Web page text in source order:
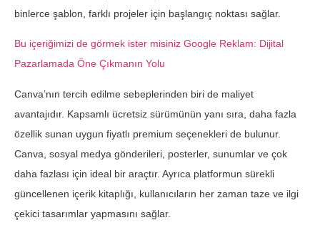
binlerce şablon, farklı projeler için başlangıç noktası sağlar.
Bu içeriğimizi de görmek ister misiniz Google Reklam: Dijital
Pazarlamada Öne Çıkmanın Yolu
Canva’nın tercih edilme sebeplerinden biri de maliyet
avantajıdır. Kapsamlı ücretsiz sürümünün yanı sıra, daha fazla
özellik sunan uygun fiyatlı premium seçenekleri de bulunur.
Canva, sosyal medya gönderileri, posterler, sunumlar ve çok
daha fazlası için ideal bir araçtır. Ayrıca platformun sürekli
güncellenen içerik kitaplığı, kullanıcıların her zaman taze ve ilgi
çekici tasarımlar yapmasını sağlar.